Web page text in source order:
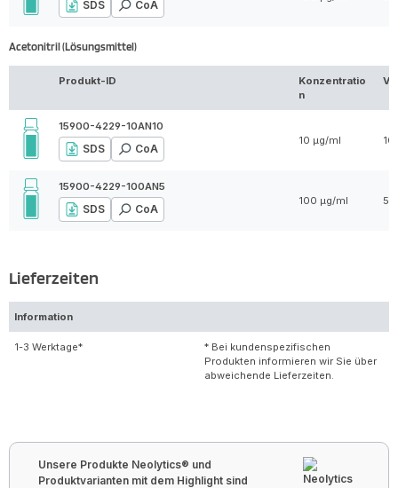
SDS CoA
Acetonitril (Lösungsmittel)
Produkt-ID
Konzentratio
n
15900-4229-10AN10
SDS CoA
10 µg/ml 10
15900-4229-100AN5
SDS CoA
100 µg/ml 5
Lieferzeiten
Information
1-3 Werktage*
* Bei kundenspezifischen
Produkten informieren wir Sie über
abweichende Lieferzeiten.
Unsere Produkte Neolytics® und
Produktvarianten mit dem Highlight sind